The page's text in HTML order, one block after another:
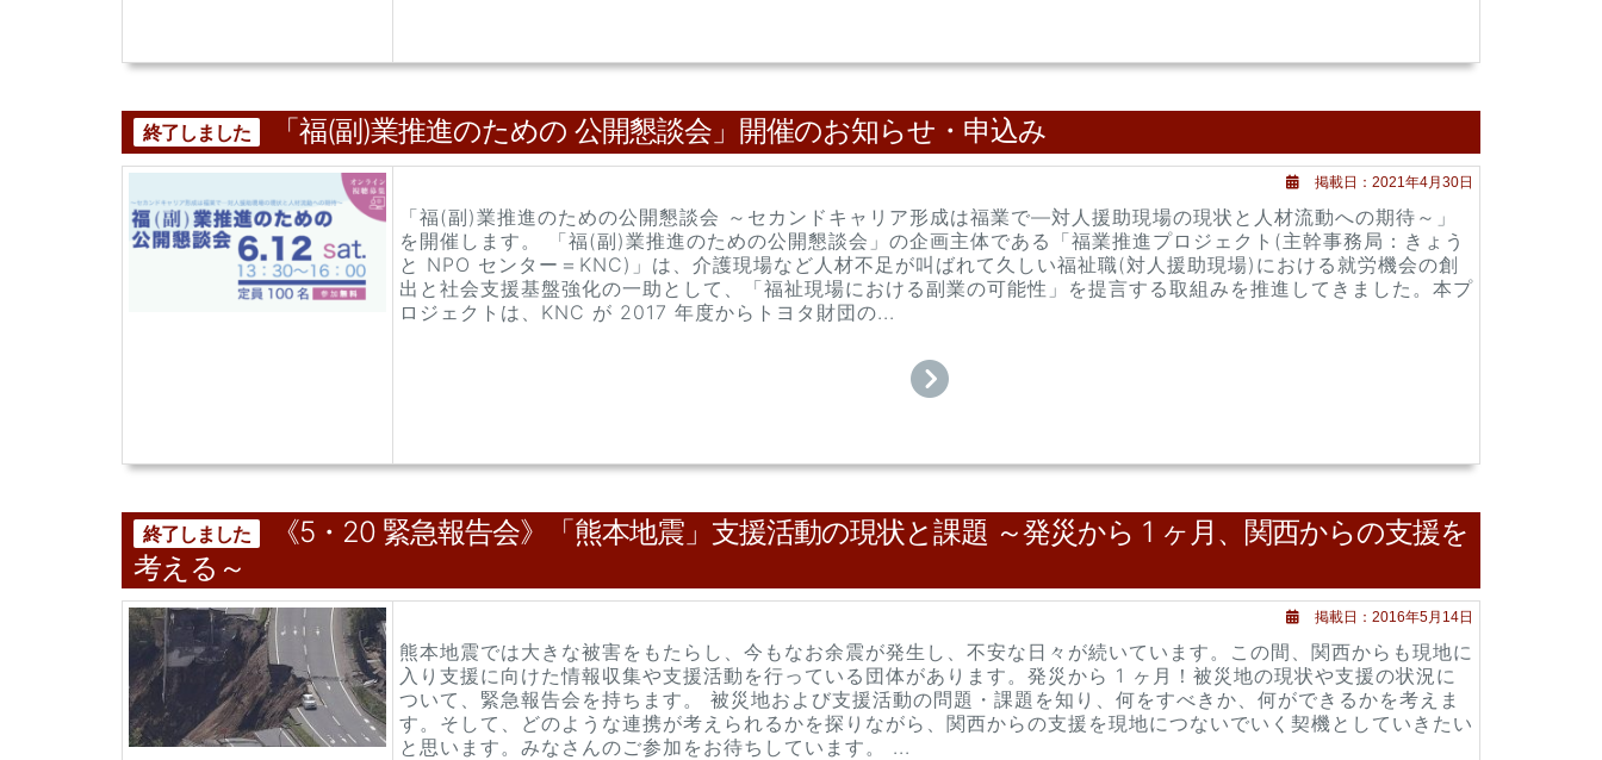
終了しました 「福(副)業推進のための 公開懇談会」開催のお知らせ・申込み
掲載日：2021年4月30日
「福(副)業推進のための公開懇談会 ～セカンドキャリア形成は福業で―対人援助現場の現状と人材流動への期待～」
を開催します。 「福(副)業推進のための公開懇談会」の企画主体である「福業推進プロジェクト(主幹事務局：きょう
と NPO センター＝KNC)」は、介護現場など人材不足が叫ばれて久しい福祉職(対人援助現場)における就労機会の創
出と社会支援基盤強化の一助として、「福祉現場における副業の可能性」を提言する取組みを推進してきました。本プ
ロジェクトは、KNC が 2017 年度からトヨタ財団の...
終了しました
《5・20 緊急報告会》「熊本地震」支援活動の現状と課題 ～発災から 1 ヶ月、関西からの支援を
考える～
掲載日：2016年5月14日
熊本地震では大きな被害をもたらし、今もなお余震が発生し、不安な日々が続いています。この間、関西からも現地に
入り支援に向けた情報収集や支援活動を行っている団体があります。発災から 1 ヶ月！被災地の現状や支援の状況に
ついて、緊急報告会を持ちます。 被災地および支援活動の問題・課題を知り、何をすべきか、何ができるかを考えま
す。そして、どのような連携が考えられるかを探りながら、関西からの支援を現地につないでいく契機としていきたい
と思います。みなさんのご参加をお待ちしています。 ...